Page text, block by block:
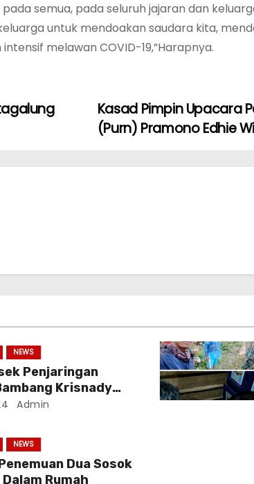
pada semua, pada seluruh jajaran dan
untuk mendoakan saudara kita,
melawan COVID-19,”Harapnya.
Kasad Pimpin Upacara
(Purn) Pramono Edhie
NEWS
Penjaringan
Krisnady
dunia
Admin
NEWS
Dua Sosok
Rumah